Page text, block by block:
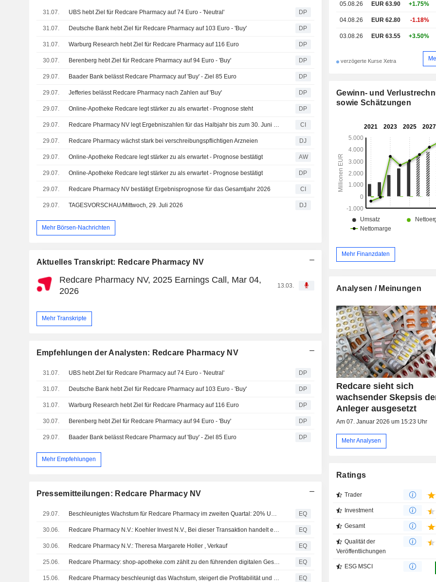
31.07. UBS hebt Ziel für Redcare Pharmacy auf 74 Euro - 'Neutral' DP
31.07. Deutsche Bank hebt Ziel für Redcare Pharmacy auf 103 Euro - 'Buy' DP
31.07. Warburg Research hebt Ziel für Redcare Pharmacy auf 116 Euro DP
30.07. Berenberg hebt Ziel für Redcare Pharmacy auf 94 Euro - 'Buy' DP
29.07. Baader Bank belässt Redcare Pharmacy auf 'Buy' - Ziel 85 Euro DP
29.07. Jefferies belässt Redcare Pharmacy nach Zahlen auf 'Buy' DP
29.07. Online-Apotheke Redcare legt stärker zu als erwartet - Prognose steht DP
29.07. Redcare Pharmacy NV legt Ergebniszahlen für das Halbjahr bis zum 30. Juni 2026 vor CI
29.07. Redcare Pharmacy wächst stark bei verschreibungspflichtigen Arzneien DJ
29.07. Online-Apotheke Redcare legt stärker zu als erwartet - Prognose bestätigt AW
29.07. Online-Apotheke Redcare legt stärker zu als erwartet - Prognose bestätigt DP
29.07. Redcare Pharmacy NV bestätigt Ergebnisprognose für das Gesamtjahr 2026 CI
29.07. TAGESVORSCHAU/Mittwoch, 29. Juli 2026 DJ
Mehr Börsen-Nachrichten
Aktuelles Transkript: Redcare Pharmacy NV
Redcare Pharmacy NV, 2025 Earnings Call, Mar 04,
2026
13.03.
Mehr Transkripte
Empfehlungen der Analysten: Redcare Pharmacy NV
31.07. UBS hebt Ziel für Redcare Pharmacy auf 74 Euro - 'Neutral' DP
31.07. Deutsche Bank hebt Ziel für Redcare Pharmacy auf 103 Euro - 'Buy' DP
31.07. Warburg Research hebt Ziel für Redcare Pharmacy auf 116 Euro DP
30.07. Berenberg hebt Ziel für Redcare Pharmacy auf 94 Euro - 'Buy' DP
29.07. Baader Bank belässt Redcare Pharmacy auf 'Buy' - Ziel 85 Euro DP
Mehr Empfehlungen
Pressemitteilungen: Redcare Pharmacy NV
29.07. Beschleunigtes Wachstum für Redcare Pharmacy im zweiten Quartal: 20% Umsatzplus und höhere EBITDA-Marge; International erreicht Profitabilität. EQ
30.06. Redcare Pharmacy N.V.: Koehler Invest N.V., Bei dieser Transaktion handelt es sich um eine außerbörsliche Übertragung von Aktien im Rahmen einer familieninternen Umstrukturierung von ... EQ
30.06. Redcare Pharmacy N.V.: Theresa Margarete Holler , Verkauf EQ
25.06. Redcare Pharmacy: shop-apotheke.com zählt zu den führenden digitalen Gesundheitsplattformen in Deutschland. EQ
15.06. Redcare Pharmacy beschleunigt das Wachstum, steigert die Profitabilität und erhöht die Prognose für das Geschäftsjahr 2026. EQ
05.08.26 EUR 63.90 +1.75%
04.08.26 EUR 62.80 -1.18%
03.08.26 EUR 63.55 +3.50%
verzögerte Kurse Xetra
Gewinn- und
sowie Schätzungen
Mehr Finanzdaten
Analysen / Meinungen
Redcare sieht sich
wachsender Skepsis
Anleger ausgesetzt
Am 07. Januar 2026 um 15:23 Uhr
Mehr Analysen
Ratings
Trader
Investment
Gesamt
Qualität der
Veröffentlichungen
ESG MSCI